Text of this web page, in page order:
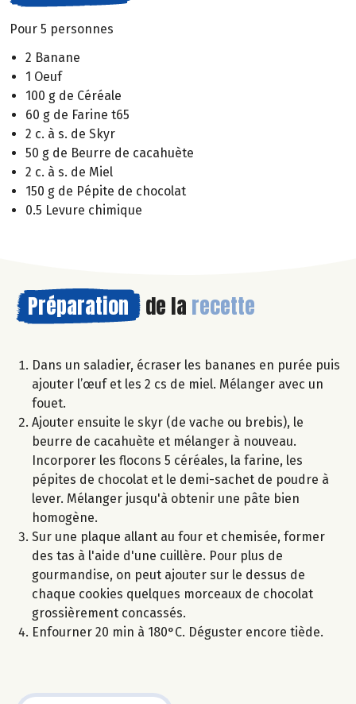
Pour 5 personnes
2 Banane
1 Oeuf
100 g de Céréale
60 g de Farine t65
2 c. à s. de Skyr
50 g de Beurre de cacahuète
2 c. à s. de Miel
150 g de Pépite de chocolat
0.5 Levure chimique
Préparation de la recette
Dans un saladier, écraser les bananes en purée puis
ajouter l’œuf et les 2 cs de miel. Mélanger avec un
fouet.
Ajouter ensuite le skyr (de vache ou brebis), le
beurre de cacahuète et mélanger à nouveau.
Incorporer les flocons 5 céréales, la farine, les
pépites de chocolat et le demi-sachet de poudre à
lever. Mélanger jusqu'à obtenir une pâte bien
homogène.
Sur une plaque allant au four et chemisée, former
des tas à l'aide d'une cuillère. Pour plus de
gourmandise, on peut ajouter sur le dessus de
chaque cookies quelques morceaux de chocolat
grossièrement concassés.
Enfourner 20 min à 180°C. Déguster encore tiède.